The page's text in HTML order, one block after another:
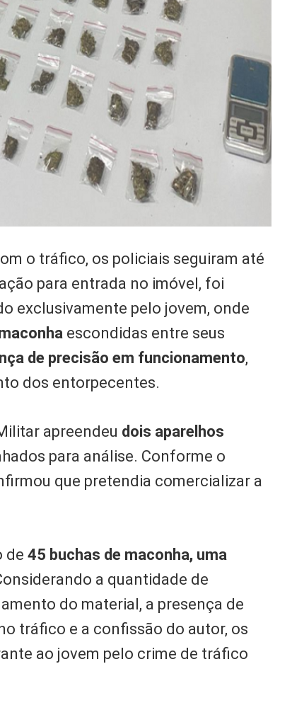
o tráfico, os policiais seguiram até
para entrada no imóvel, foi
exclusivamente pelo jovem, onde
escondidas entre seus
de precisão em funcionamento,
dos entorpecentes.
apreendeu dois aparelhos
para análise. Conforme o
que pretendia comercializar a
de45 buchas de maconha, uma
a quantidade de
do material, a presença de
tráfico e a confissão do autor, os
ao jovem pelo crime de tráfico